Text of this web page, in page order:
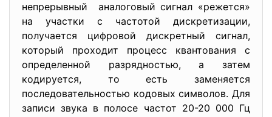
непрерывный аналоговый сигнал «режется»
на участки с частотой дискретизации,
получается цифровой дискретный сигнал,
который проходит процесс квантования с
определенной разрядностью, а затем
кодируется, то есть заменяется
последовательностью кодовых символов. Для
записи звука в полосе частот 20-20 000 Гц